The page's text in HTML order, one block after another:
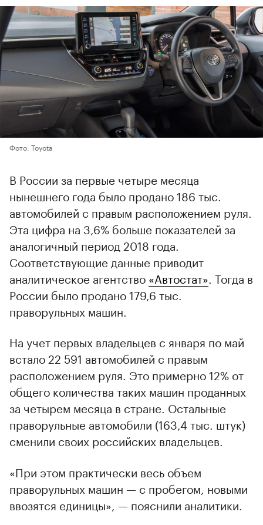
Фото: Toyota
В России за первые четыре месяца
нынешнего года было продано 186 тыс.
автомобилей с правым расположением руля.
Эта цифра на 3,6% больше показателей за
аналогичный период 2018 года.
Соответствующие данные приводит
аналитическое агентство «Автостат» . Тогда в
России было продано 179,6 тыс.
праворульных машин.
На учет первых владельцев с января по май
встало 22 591 автомобилей с правым
расположением руля. Это примерно 12% от
общего количества таких машин проданных
за четырем месяца в стране. Остальные
праворульные автомобили (163,4 тыс. штук)
сменили своих российских владельцев.
«При этом практически весь объем
праворульных машин — с пробегом, новыми
ввозятся единицы», — пояснили аналитики.